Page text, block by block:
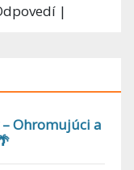
|
Ohromujúci a